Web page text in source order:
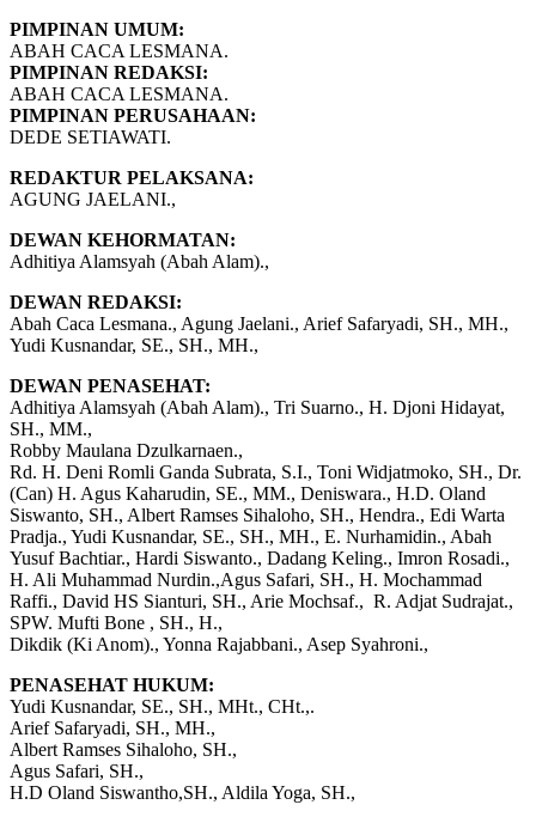
PIMPINAN UMUM:
ABAH CACA LESMANA.
PIMPINAN REDAKSI:
ABAH CACA LESMANA.
PIMPINAN PERUSAHAAN:
DEDE SETIAWATI.
REDAKTUR PELAKSANA:
AGUNG JAELANI.,
DEWAN KEHORMATAN:
Adhitiya Alamsyah (Abah Alam).,
DEWAN REDAKSI:
Abah Caca Lesmana., Agung Jaelani., Arief Safaryadi, SH., MH.,
Yudi Kusnandar, SE., SH., MH.,
DEWAN PENASEHAT:
Adhitiya Alamsyah (Abah Alam)., Tri Suarno., H. Djoni Hidayat,
SH., MM.,
Robby Maulana Dzulkarnaen.,
Rd. H. Deni Romli Ganda Subrata, S.I., Toni Widjatmoko, SH., Dr.
(Can) H. Agus Kaharudin, SE., MM., Deniswara., H.D. Oland
Siswanto, SH., Albert Ramses Sihaloho, SH., Hendra., Edi Warta
Pradja., Yudi Kusnandar, SE., SH., MH., E. Nurhamidin., Abah
Yusuf Bachtiar., Hardi Siswanto., Dadang Keling., Imron Rosadi.,
H. Ali Muhammad Nurdin.,Agus Safari, SH., H. Mochammad
Raffi., David HS Sianturi, SH., Arie Mochsaf., R. Adjat Sudrajat.,
SPW. Mufti Bone , SH., H.,
Dikdik (Ki Anom)., Yonna Rajabbani., Asep Syahroni.,
PENASEHAT HUKUM:
Yudi Kusnandar, SE., SH., MHt., CHt.,.
Arief Safaryadi, SH., MH.,
Albert Ramses Sihaloho, SH.,
Agus Safari, SH.,
H.D Oland Siswantho,SH., Aldila Yoga, SH.,